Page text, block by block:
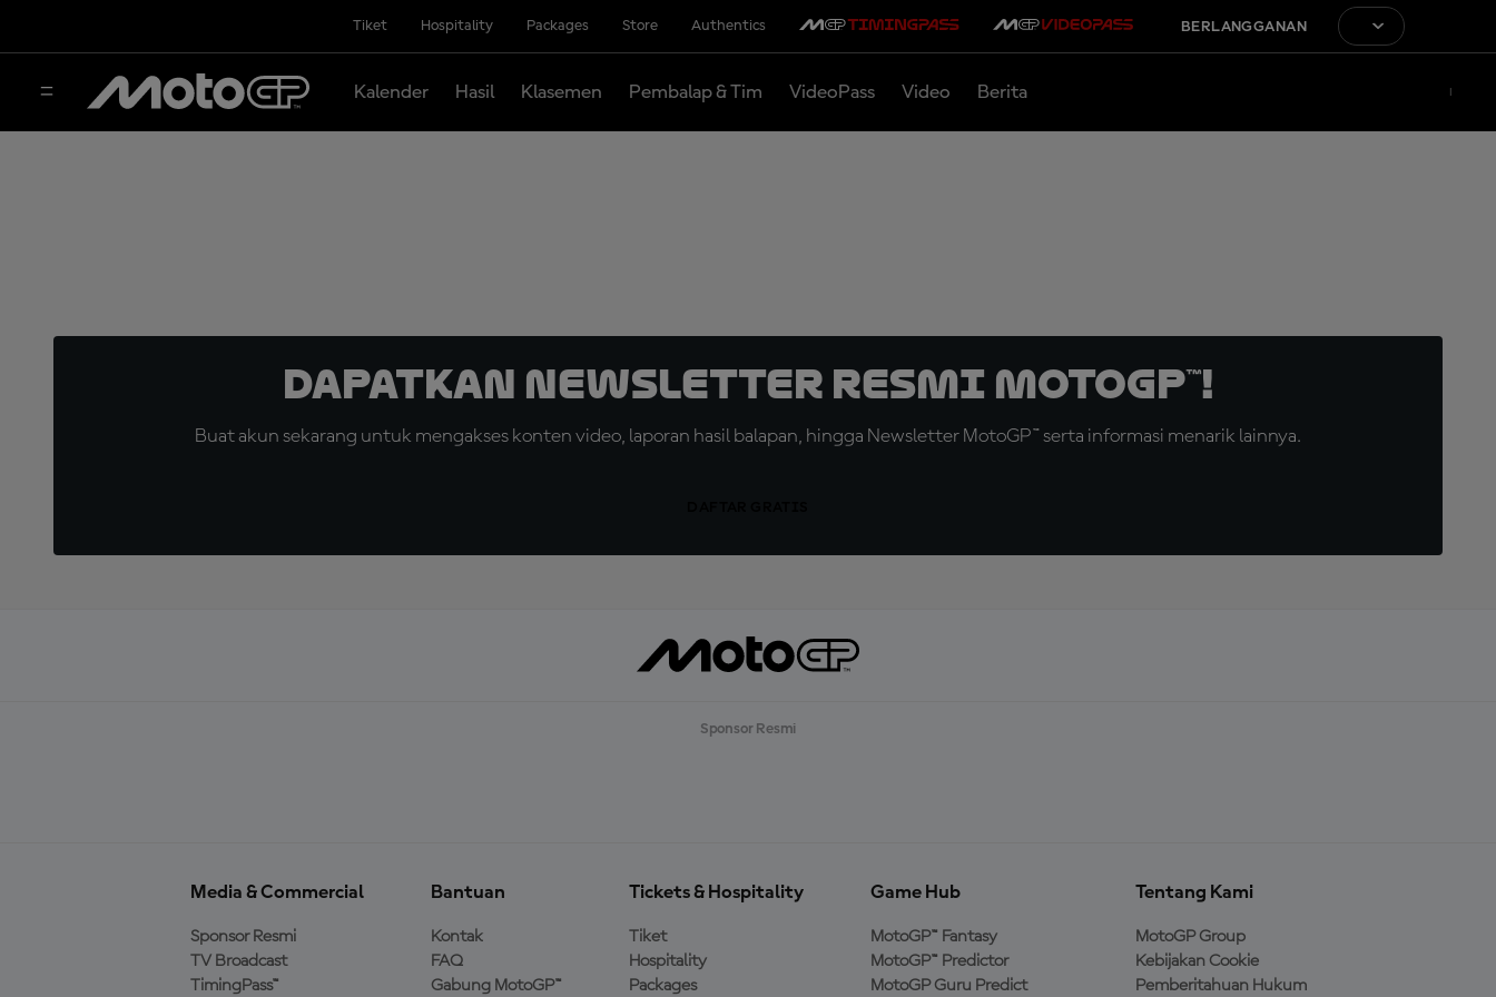
Tiket Hospitality Packages Store Authentics BERLANGGANAN
Kalender Hasil Klasemen Pembalap & Tim VideoPass Video Berita
Dapatkan Newsletter Resmi MotoGP™!
Buat akun sekarang untuk mengakses konten video, laporan hasil balapan, hingga Newsletter MotoGP™ serta informasi menarik lainnya.
Sponsor Resmi
Media & Commercial
Sponsor Resmi
TV Broadcast
TimingPass™
Bantuan
Kontak
FAQ
Gabung MotoGP™
Tickets & Hospitality
Tiket
Hospitality
Packages
Game Hub
MotoGP™ Fantasy
MotoGP™ Predictor
MotoGP Guru Predict
Tentang Kami
MotoGP Group
Kebijakan Cookie
Pemberitahuan Hukum